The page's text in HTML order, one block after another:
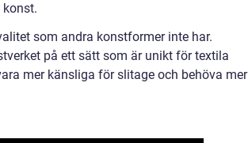
som andra konstformer inte har.
på ett sätt som är unikt för textila
mer känsliga för slitage och behöva mer